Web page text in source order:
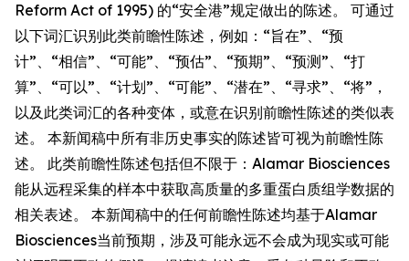
Reform Act of 1995) 的“安全港”规定做出的陈述。 可通过
以下词汇识别此类前瞻性陈述，例如：“旨在”、“预
计”、“相信”、“可能”、“预估”、“预期”、“预测”、“打
算”、“可以”、“计划”、“可能”、“潜在”、“寻求”、“将”，
以及此类词汇的各种变体，或意在识别前瞻性陈述的类似表
述。 本新闻稿中所有非历史事实的陈述皆可视为前瞻性陈
述。 此类前瞻性陈述包括但不限于：Alamar Biosciences
能从远程采集的样本中获取高质量的多重蛋白质组学数据的
相关表述。 本新闻稿中的任何前瞻性陈述均基于Alamar
Biosciences当前预期，涉及可能永远不会成为现实或可能